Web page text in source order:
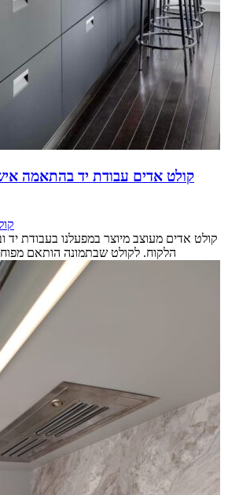
קולט אדים עבודת יד בהתאמה
קולט אדים מעוצב מיוצר במפעלנו בעבודת יד
הלקוח. לקולט שבתמונה הותאם